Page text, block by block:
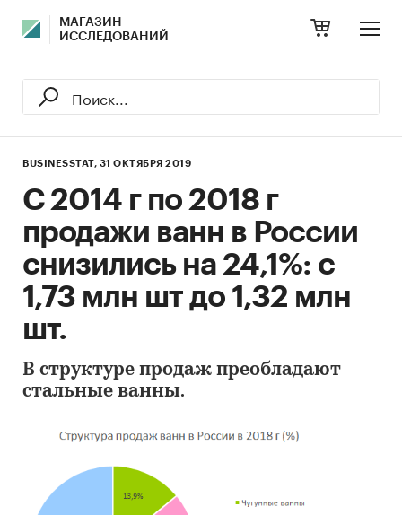
МАГАЗИН
ИССЛЕДОВАНИЙ
BUSINESSTAT, 31 ОКТЯБРЯ 2019
С 2014 г по 2018 г
продажи ванн в России
снизились на 24,1%: с
1,73 млн шт до 1,32 млн
шт.
В структуре продаж преобладают
стальные ванны.